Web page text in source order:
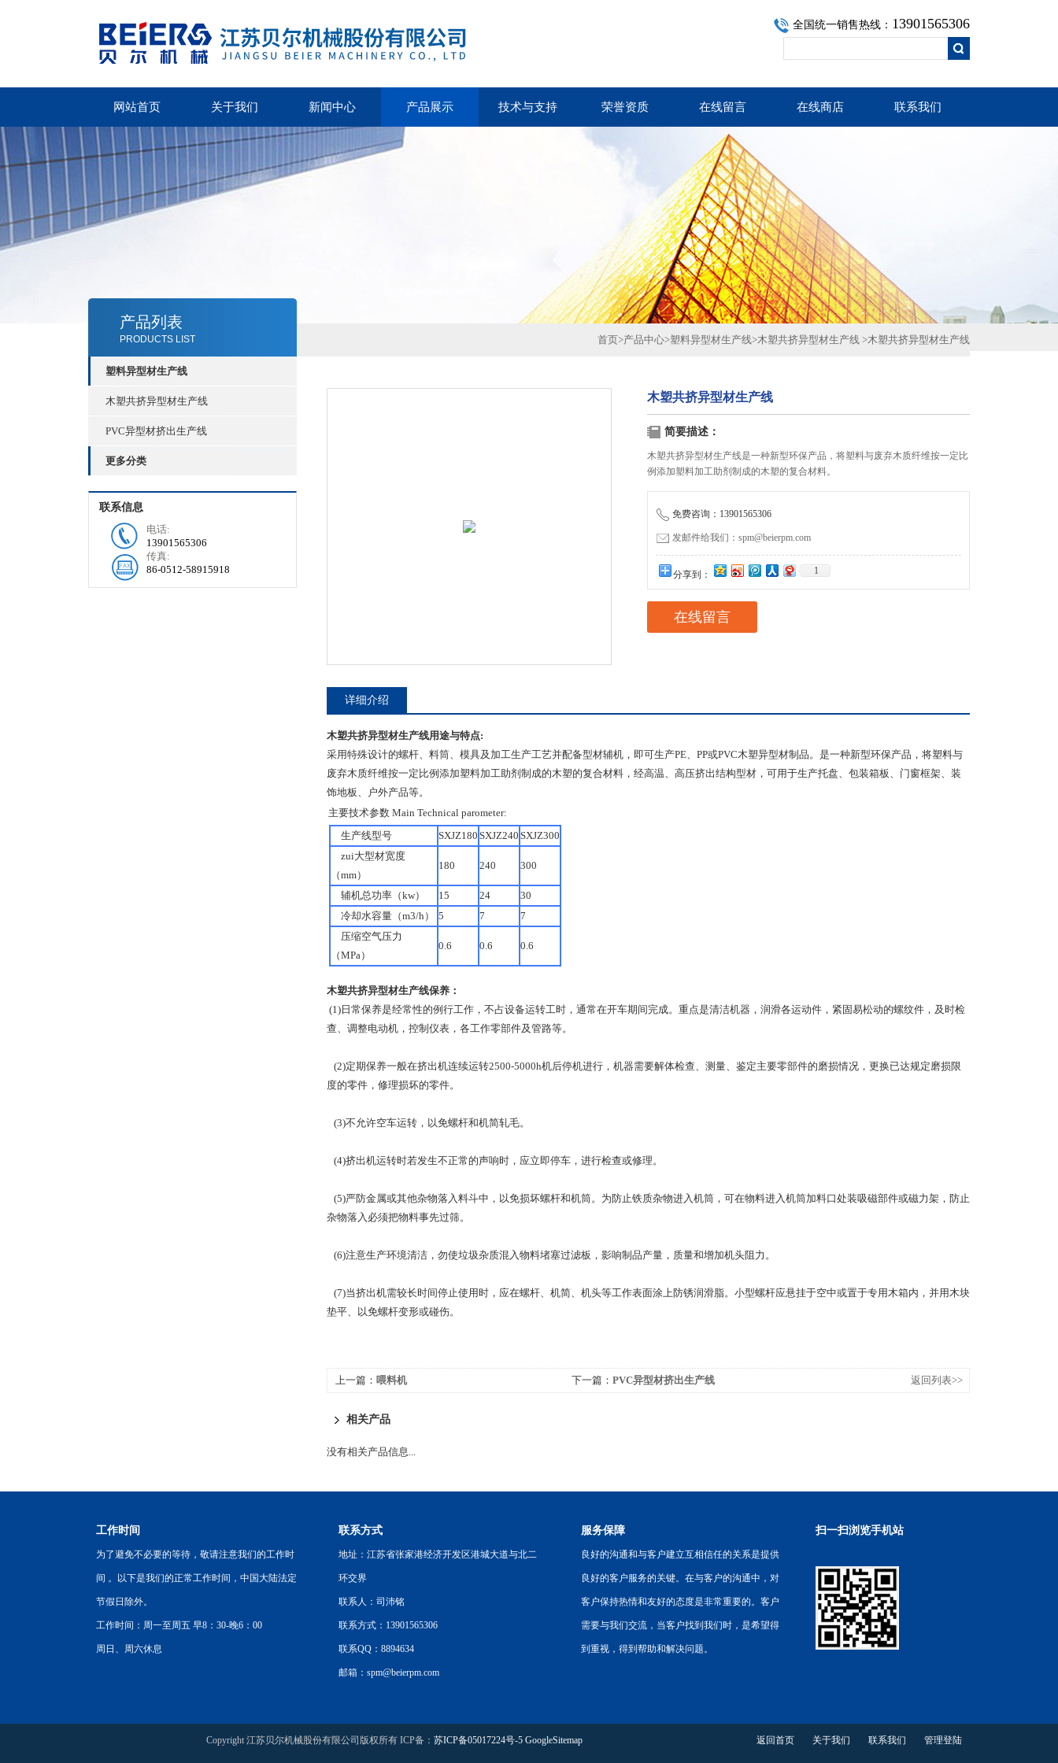
全国统一销售热线： 13901565306
网站首页 关于我们 新闻中心 产品展示 技术与支持 荣誉资质 在线留言 在线商店 联系我们
产品列表
PRODUCTS LIST
塑料异型材生产线
木塑共挤异型材生产线
PVC异型材挤出生产线
更多分类
联系信息
电话:
13901565306
传真:
86-0512-58915918
首页>产品中心>塑料异型材生产线>木塑共挤异型材生产线 >木塑共挤异型材生产线
木塑共挤异型材生产线
简要描述：
木塑共挤异型材生产线是一种新型环保产品，将塑料与废弃木质纤维按一定比
例添加塑料加工助剂制成的木塑的复合材料。
免费咨询：13901565306
发邮件给我们：spm@beierpm.com
分享到： 1
在线留言
详细介绍
木塑共挤异型材生产线用途与特点:
采用特殊设计的螺杆、料筒、模具及加工生产工艺并配备型材辅机，即可生产PE、PP或PVC木塑异型材制品。是一种新型环保产品，将塑料与
废弃木质纤维按一定比例添加塑料加工助剂制成的木塑的复合材料，经高温、高压挤出结构型材，可用于生产托盘、包装箱板、门窗框架、装
饰地板、户外产品等。
主要技术参数 Main Technical parometer:
生产线型号
SXJZ180 SXJZ240 SXJZ300
zui大型材宽度
（mm）
180 240 300
辅机总功率（kw） 15 24
30
冷却水容量（m3/h）
5 7
7
压缩空气压力
（MPa）
0.6 0.6 0.6
木塑共挤异型材生产线保养：
(1)日常保养是经常性的例行工作，不占设备运转工时，通常在开车期间完成。重点是清洁机器，润滑各运动件，紧固易松动的螺纹件，及时检
查、调整电动机，控制仪表，各工作零部件及管路等。
(2)定期保养一般在挤出机连续运转2500-5000h机后停机进行，机器需要解体检查、测量、鉴定主要零部件的磨损情况，更换已达规定磨损限
度的零件，修理损坏的零件。
(3)不允许空车运转，以免螺杆和机简轧毛。
(4)挤出机运转时若发生不正常的声响时，应立即停车，进行检查或修理。
(5)严防金属或其他杂物落入料斗中，以免损坏螺杆和机筒。为防止铁质杂物进入机筒，可在物料进入机筒加料口处装吸磁部件或磁力架，防止
杂物落入必须把物料事先过筛。
(6)注意生产环境清洁，勿使垃圾杂质混入物料堵塞过滤板，影响制品产量，质量和增加机头阻力。
(7)当挤出机需较长时间停止使用时，应在螺杆、机简、机头等工作表面涂上防锈润滑脂。小型螺杆应悬挂于空中或置于专用木箱内，并用木块
垫平、以免螺杆变形或碰伤。
上一篇： 喂料机 下一篇： PVC异型材挤出生产线 返回列表>>
相关产品
没有相关产品信息...
工作时间
为了避免不必要的等待，敬请注意我们的工作时
间 。以下是我们的正常工作时间，中国大陆法定
节假日除外。
工作时间：周一至周五 早8：30-晚6：00
周日、周六休息
联系方式
地址：江苏省张家港经济开发区港城大道与北二
环交界
联系人：司沛铭
联系方式：13901565306
联系QQ：8894634
邮箱：spm@beierpm.com
服务保障
良好的沟通和与客户建立互相信任的关系是提供
良好的客户服务的关键。在与客户的沟通中，对
客户保持热情和友好的态度是非常重要的。客户
需要与我们交流，当客户找到我们时，是希望得
到重视，得到帮助和解决问题。
扫一扫浏览手机站
Copyright 江苏贝尔机械股份有限公司版权所有 ICP备： 苏ICP备05017224号-5 GoogleSitemap 返回首页 关于我们 联系我们 管理登陆